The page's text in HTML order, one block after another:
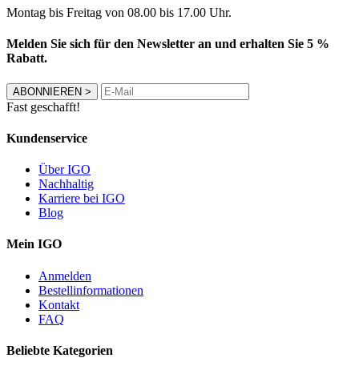
Montag bis Freitag von 08.00 bis 17.00 Uhr.
Melden Sie sich für den Newsletter an und erhalten Sie 5 %
Rabatt.
ABONNIEREN >
Fast geschafft!
Kundenservice
Über IGO
Nachhaltig
Karriere bei IGO
Blog
Mein IGO
Anmelden
Bestellinformationen
Kontakt
FAQ
Beliebte Kategorien